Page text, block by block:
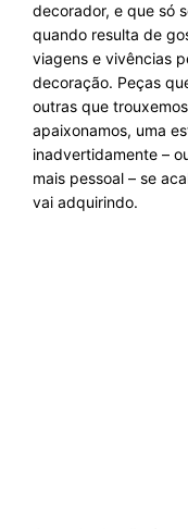
decorador, e que só
quando resulta de
viagens e vivências
decoração. Peças
outras que
apaixonamos, uma
inadvertidamente –
mais pessoal – se
vai adquirindo.